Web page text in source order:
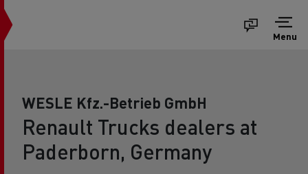
Menu
WESLE Kfz.-Betrieb GmbH
Renault Trucks dealers at
Paderborn, Germany